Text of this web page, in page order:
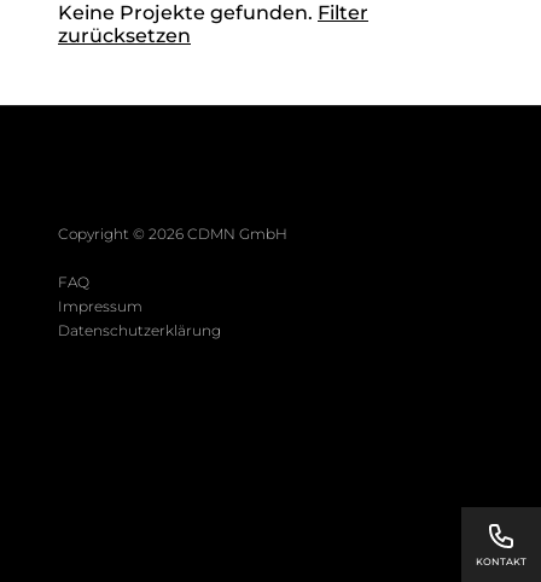
Keine Projekte gefunden. Filter
zurücksetzen
Copyright © 2026 CDMN GmbH
FAQ
Impressum
Datenschutzerklärung
KONTAKT